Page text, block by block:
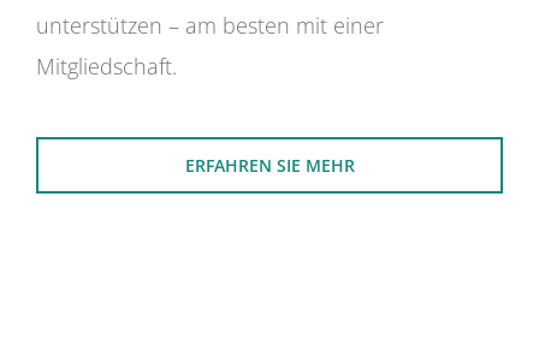
unterstützen – am besten mit einer
Mitgliedschaft.
ERFAHREN SIE MEHR